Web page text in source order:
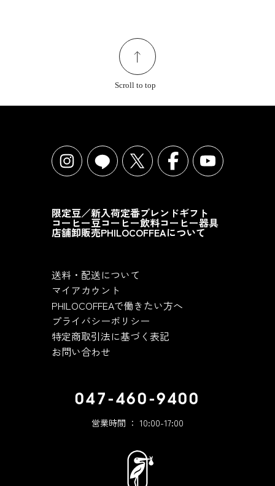
Scroll to top
限定豆／新入荷定番ブレンドギフト
コーヒー豆コーヒー飲料コーヒー器具
店舗卸販売PHILOCOFFEAについて
送料・配送について
マイアカウント
PHILOCOFFEAで働きたい方へ
プライバシーポリシー
特定商取引法に基づく表記
お問い合わせ
047-460-9400
営業時間 ： 10:00-17:00